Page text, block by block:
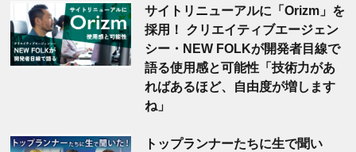
サイトリニューアルに「Orizm」を
採用！ クリエイティブエージェン
シー・NEW FOLKが開発者目線で
語る使用感と可能性「技術力があ
ればあるほど、自由度が増します
ね」
トップランナーたちに生で聞い